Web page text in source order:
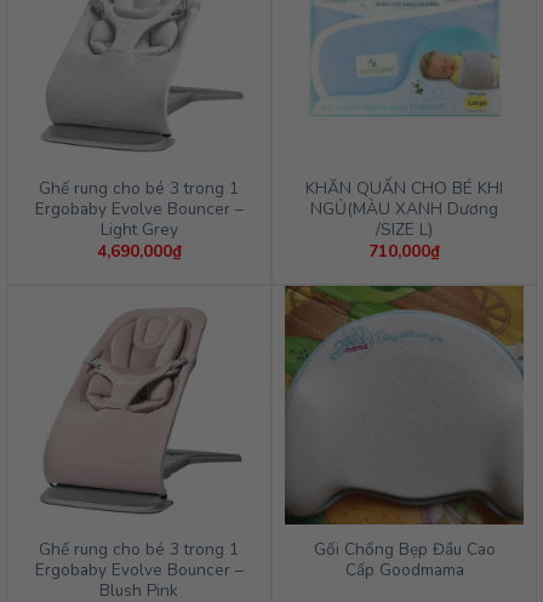
Ghế rung cho bé 3 trong 1
Ergobaby Evolve Bouncer –
Light Grey
4,690,000₫
KHĂN QUẤN CHO BÉ KHI
NGỦ(MÀU XANH Dương
/SIZE L)
710,000₫
Ghế rung cho bé 3 trong 1
Ergobaby Evolve Bouncer –
Blush Pink
Gối Chống Bẹp Đầu Cao
Cấp Goodmama